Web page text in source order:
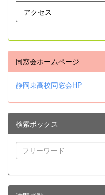
アクセス
同窓会ホームページ
静岡東高校同窓会HP
検索ボックス